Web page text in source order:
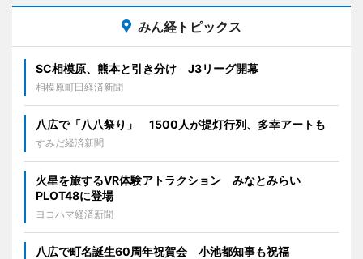
みん経トピックス
SC相模原、熊本と引き分け J3リーグ開幕
相模原町田経済新聞
八広で「八八祭り」 1500人が提灯行列、多幸アートも
すみだ経済新聞
火星を旅するVR体験アトラクション みなとみらい
PLOT48に登場
ヨコハマ経済新聞
八広で町名誕生60周年祝賀会 小池都知事も祝福